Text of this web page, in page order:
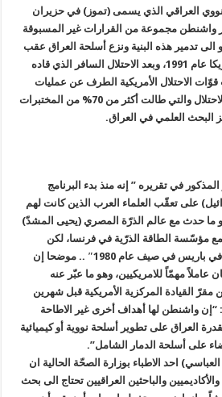
العراقي الذي يسمى (تموز) في حزيران
واشنطن مجموعة من القرارات غير المسبوقة
تدمير هذه البنية ونزع أسلحة العراق عقب
الحرب العبثية التي قادتها امريكا عام 1991، وبعد الاحتلال السافر الذي قاده
عام 2003 غضت قوّات الاحتلال الأمريكية الطرف عن عمليات
النهب والسلب التي أعقبت الاحتلال والتي طالت أكثر من 70% من المختبرات
البحث العلمي في العراق.
في تقريره ” إنه منذ بدء البرنامج
على تعقّب العلماء العرب الذين كانت لهم
ما حدث مع عالم الذرّة المصري (يحيى المشدّ)
مؤسّسة الطاقة الذرّية في فرنسا، لكن
عناصر من (الموساد) اغتالته في باريس في صيف عام 1980″ .. موضحا إن
عاملاً مهمّاً للامريكيين، وهو ما عبّر عنه
القيادة المركزية الأمريكية قبل شهرين
واشنطن لها أهداف أخرى غير الاطاحة
العراق على تطوير أسلحة نووية أو كيميائية
على أسلحة الدمار الشامل”.
احد الاطباء بوزارة الصحّة الحالية ان
والباحثين العراقيين تحتاج الى بحث